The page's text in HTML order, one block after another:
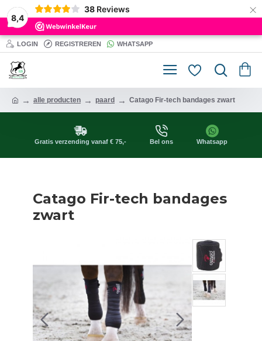
8,4
38 Reviews ×
LOGIN REGISTREREN WHATSAPP
alle producten paard Catago Fir-tech bandages zwart
Gratis verzending vanaf € 75,- Bel ons Whatsapp
Catago Fir-tech bandages
zwart